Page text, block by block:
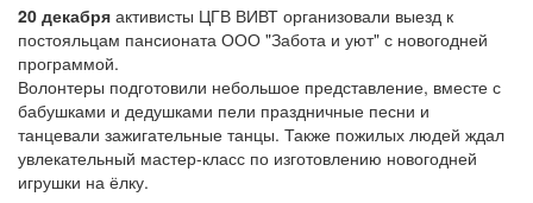
20 декабря активисты ЦГВ ВИВТ организовали выезд к
постояльцам пансионата ООО "Забота и уют" с новогодней
программой.
Волонтеры подготовили небольшое представление, вместе с
бабушками и дедушками пели праздничные песни и
танцевали зажигательные танцы. Также пожилых людей ждал
увлекательный мастер-класс по изготовлению новогодней
игрушки на ёлку.